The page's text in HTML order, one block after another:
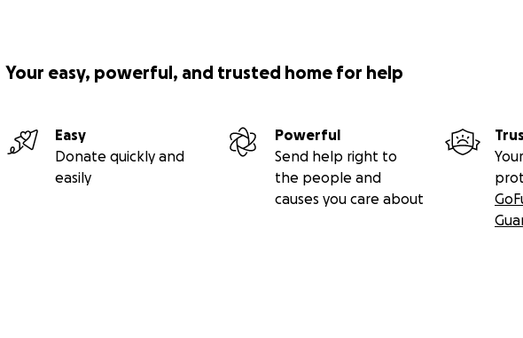
Your easy, powerful, and trusted home for help
Easy
Donate quickly and
easily
Powerful
Send help right to
the people and
causes you care about